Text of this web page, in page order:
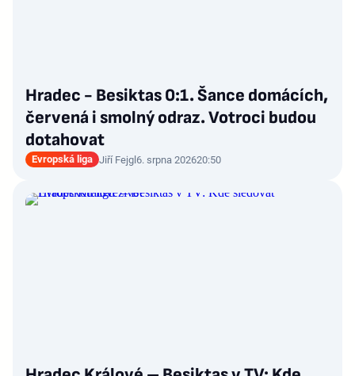
Hradec - Besiktas 0:1. Šance domácích,
červená i smolný odraz. Votroci budou
dotahovat
Evropská liga Jiří Fejgl6. srpna 202620:50